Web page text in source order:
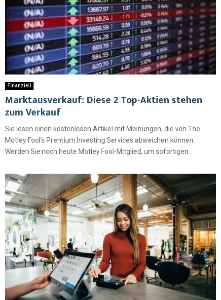
Finanziell
Marktausverkauf: Diese 2 Top-Aktien stehen
zum Verkauf
Sie lesen einen kostenlosen Artikel mit Meinungen, die von The
Motley Fool’s Premium Investing Services abweichen können.
Werden Sie noch heute Motley Fool-Mitglied, um sofortigen...